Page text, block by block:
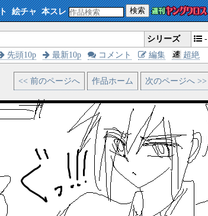
絵チャ 本スレ 検索
シリーズ -
先頭10p 最新10p コメント 編集 超絶
<< 前のページへ 作品ホーム 次のページへ >>